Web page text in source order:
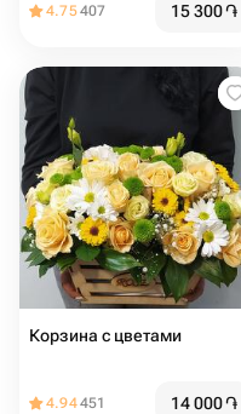
4.75407 15 300֏
Корзина с цветами
4.94451 14 000֏